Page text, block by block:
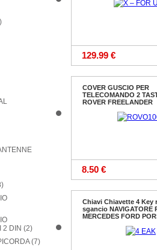
2 DIN (2)
(7)
129.99 €
COVER GUSCIO PER
TELECOMANDO 2
ROVER FREELANDER
8.50 €
Chiavi Chiavette 4 Key
sgancio NAVIGATORE
MERCEDES FORD